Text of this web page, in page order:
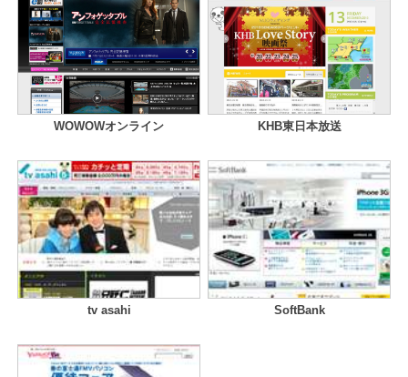
WOWOWオンライン KHB東日本放送
tv asahi SoftBank